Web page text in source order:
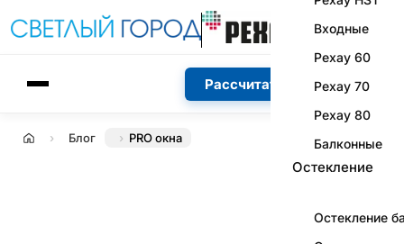
Входные
Рехау 60
Рехау 70
Рехау 80
Балконные
Остекление
Остекление
Рассчитать стоимость
ГлавнаяБлог PRO окна